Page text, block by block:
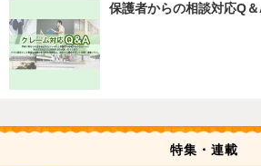
保護者からの相談対応Q＆
特集・連載